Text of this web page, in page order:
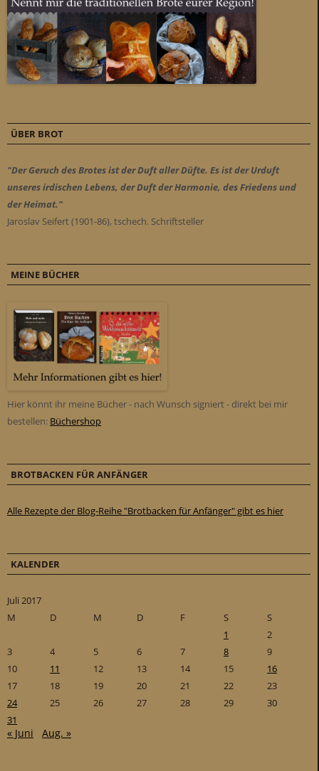
ÜBER BROT
"Der Geruch des Brotes ist der Duft aller Düfte. Es ist der Urduft
unseres irdischen Lebens, der Duft der Harmonie, des Friedens und
der Heimat."
Jaroslav Seifert (1901-86), tschech. Schriftsteller
MEINE BÜCHER
Hier könnt ihr meine Bücher - nach Wunsch signiert - direkt bei mir
bestellen: Büchershop
BROTBACKEN FÜR ANFÄNGER
Alle Rezepte der Blog-Reihe "Brotbacken für Anfänger" gibt es hier
KALENDER
Juli 2017
M
D M D F S
S
1
2
3
4 5 6 7 8
9
10
11 12 13 14 15
16
17
18 19 20 21 22
23
24
25 26 27 28 29
30
31
« Juni Aug. »